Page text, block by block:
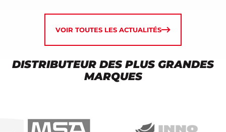
VOIR TOUTES LES ACTUALITÉS
DISTRIBUTEUR DES PLUS GRANDES
MARQUES